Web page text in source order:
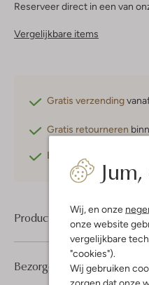
Wij, en onze
onze website
vergelijkbare
"cookies").
Wij gebruiken
zorgen dat onze
Reserveer direct in een van
Vergelijkbare items
Gratis verzending
Gratis retourneren
Betaal achteraf
Product informatie
Bezorgen & retourneren